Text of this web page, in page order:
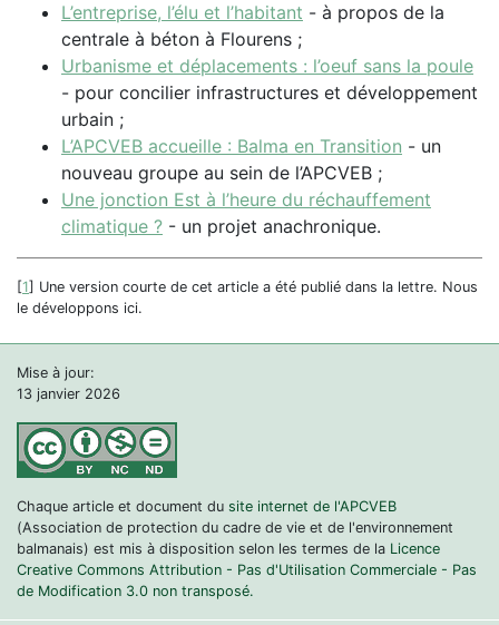
L’entreprise, l’élu et l’habitant - à propos de la
centrale à béton à Flourens ;
Urbanisme et déplacements : l’oeuf sans la poule
- pour concilier infrastructures et développement
urbain ;
L’APCVEB accueille : Balma en Transition - un
nouveau groupe au sein de l’APCVEB ;
Une jonction Est à l’heure du réchauffement
climatique ? - un projet anachronique.
[1] Une version courte de cet article a été publié dans la lettre. Nous
le développons ici.
Mise à jour:
13 janvier 2026
Chaque article et document du site internet de l'APCVEB
(Association de protection du cadre de vie et de l'environnement
balmanais) est mis à disposition selon les termes de la Licence
Creative Commons Attribution - Pas d'Utilisation Commerciale - Pas
de Modification 3.0 non transposé.